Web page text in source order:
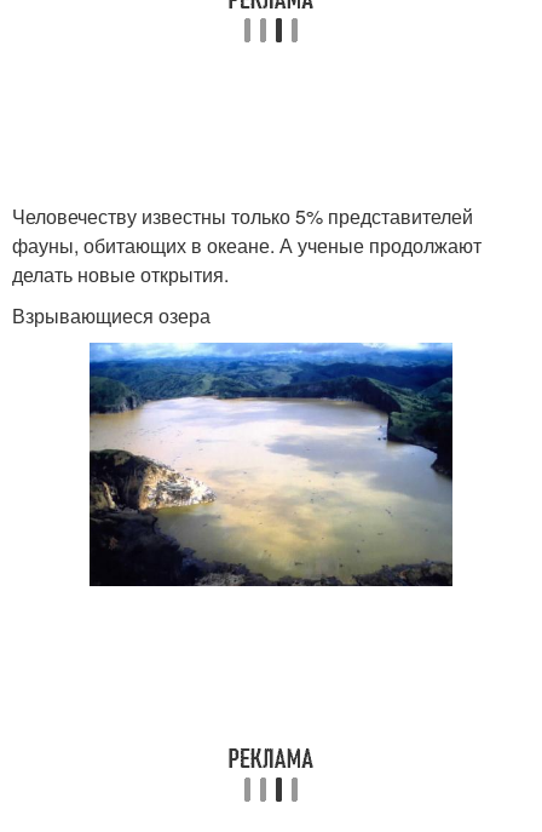
Человечеству известны только 5% представителей
фауны, обитающих в океане. А ученые продолжают
делать новые открытия.
Взрывающиеся озера